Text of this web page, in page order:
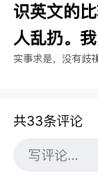
识英文的
人乱扔。
实事求是，没有歧
共33条评论